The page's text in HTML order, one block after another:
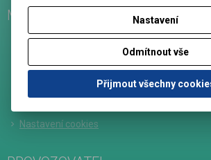
MŮJ ÚČET
Nová registrace
Předchozí objednávky
Editace zákazníka
Nastavení cookies
Nastavení
Odmítnout vše
Přijmout všechny